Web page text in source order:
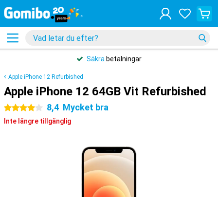
Säkra betalningar
Apple iPhone 12 Refurbished
Apple iPhone 12 64GB Vit Refurbished
4 stjärnor 8,4 Mycket bra
Inte längre tillgänglig